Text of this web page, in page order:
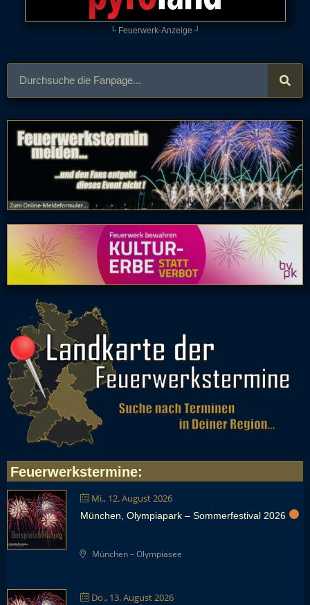
└ Feuerwerk-Anzeige ┘
Feuerwerkstermine:
Mi., 12. August 2026
München, Olympiapark – Sommerfestival 2026
München – Olympiasee
Do., 13. August 2026